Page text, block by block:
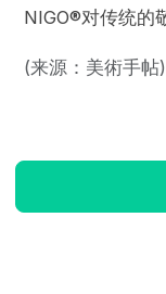
NIGO®对传统的
(来源：美術手帖)